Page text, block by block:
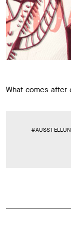
What comes after